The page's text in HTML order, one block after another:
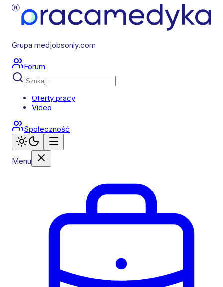
Grupa medjobsonly.com
Forum
Oferty pracy
Video
Społeczność
Menu